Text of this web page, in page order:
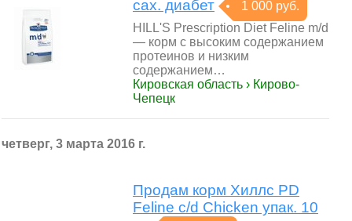
сах. диабет
1 000 руб.
HILL'S Prescription Diet Feline m/d
— корм с высоким содержанием
протеинов и низким
содержанием…
Кировская область › Кирово-
Чепецк
четверг, 3 марта 2016 г.
Продам корм Хиллс PD
Feline c/d Chicken упак. 10